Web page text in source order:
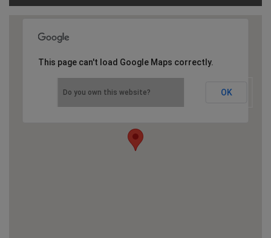
This page can't load Google Maps correctly.
Do you own this website? OK